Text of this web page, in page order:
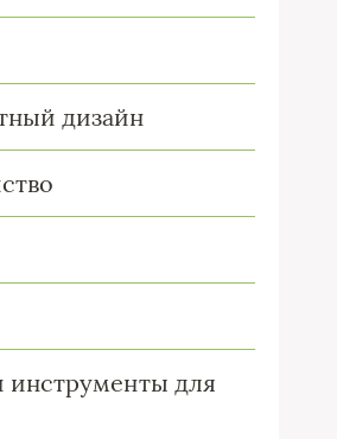
дизайн
инструменты для